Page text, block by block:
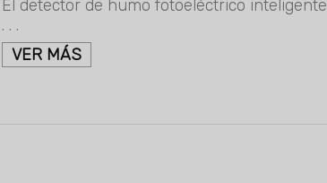
El detector de humo fotoeléctrico inteligente
. . .
VER MÁS